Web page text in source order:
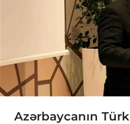
Azərbaycanın